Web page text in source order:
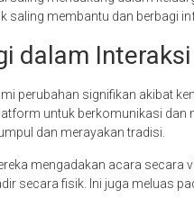
saling membantu dan berbagi
dalam Interaksi
perubahan signifikan akibat
untuk berkomunikasi dan
dan merayakan tradisi.
mengadakan acara secara
secara fisik. Ini juga meluas